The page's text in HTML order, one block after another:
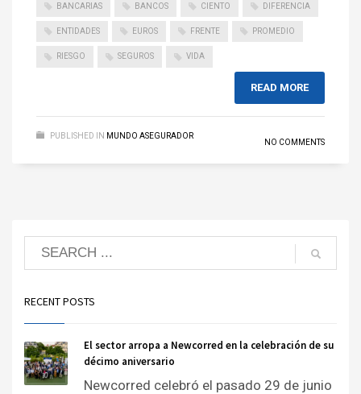
BANCARIAS BANCOS CIENTO DIFERENCIA
ENTIDADES EUROS FRENTE PROMEDIO
RIESGO SEGUROS VIDA
READ MORE
PUBLISHED IN MUNDO ASEGURADOR
NO COMMENTS
RECENT POSTS
El sector arropa a Newcorred en la celebración de su
décimo aniversario
Newcorred celebró el pasado 29 de junio